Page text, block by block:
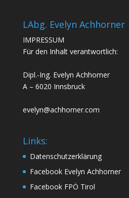
LAbg. Evelyn Achhorner
IMPRESSUM
Für den Inhalt verantwortlich:
Dipl.-Ing. Evelyn Achhorner
A – 6020 Innsbruck
evelyn@achhorner.com
Links:
Datenschutzerklärung
Facebook Evelyn Achhorner
Facebook FPÖ Tirol